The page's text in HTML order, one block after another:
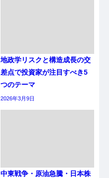
地政学リスクと構造成長の交
差点で投資家が注目すべき5
つのテーマ
2026年3月9日
中東戦争・原油急騰・日本株